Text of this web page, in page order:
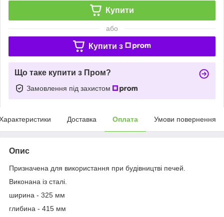
Купити
або
Купити з
Що таке купити з Пром?
Замовлення під захистом
Доставка Оплата Умови повернення
Опис
Призначена для використання при будівництві печей.
Виконана із сталі.
ширина - 325 мм
глибина - 415 мм